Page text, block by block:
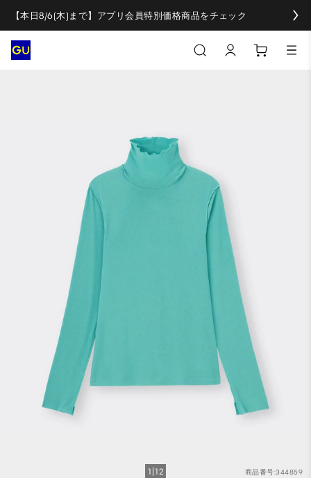
【本日8/6(木)まで】アプリ会員特別価格商品をチェック
商品番号:344859
1 12